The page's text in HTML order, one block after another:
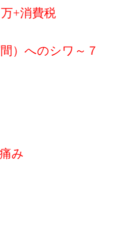
+消費税
）へのシワ～７
み